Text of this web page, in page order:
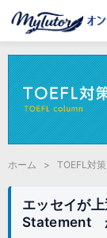
ホーム > TOEFL対
エッセイが
Statement